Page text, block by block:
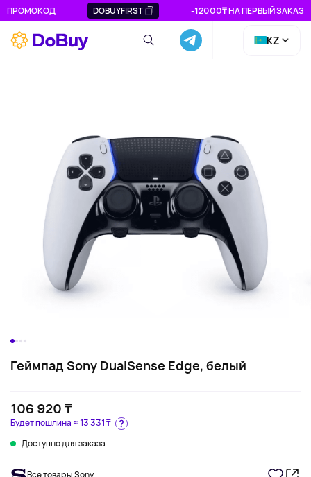
ПРОМОКОД DOBUYFIRST -12000₸ НА ПЕРВЫЙ ЗАКАЗ
KZ
Геймпад Sony DualSense Edge, белый
106 920 ₸
Доступно для заказа
Будет пошлина ≈13 331 ₸
Все товары Sony